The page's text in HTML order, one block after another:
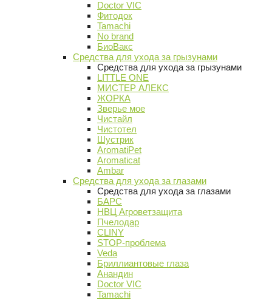
Doctor VIC
Фитодок
Tamachi
No brand
БиоВакс
Средства для ухода за грызунами
Средства для ухода за грызунами
LITTLE ONE
МИСТЕР АЛЕКС
ЖОРКА
Зверье мое
Чистайл
Чистотел
Шустрик
AromatiPet
Aromaticat
Ambar
Средства для ухода за глазами
Средства для ухода за глазами
БАРС
НВЦ Агроветзащита
Пчелодар
CLINY
STOP-проблема
Veda
Бриллиантовые глаза
Анандин
Doctor VIC
Tamachi